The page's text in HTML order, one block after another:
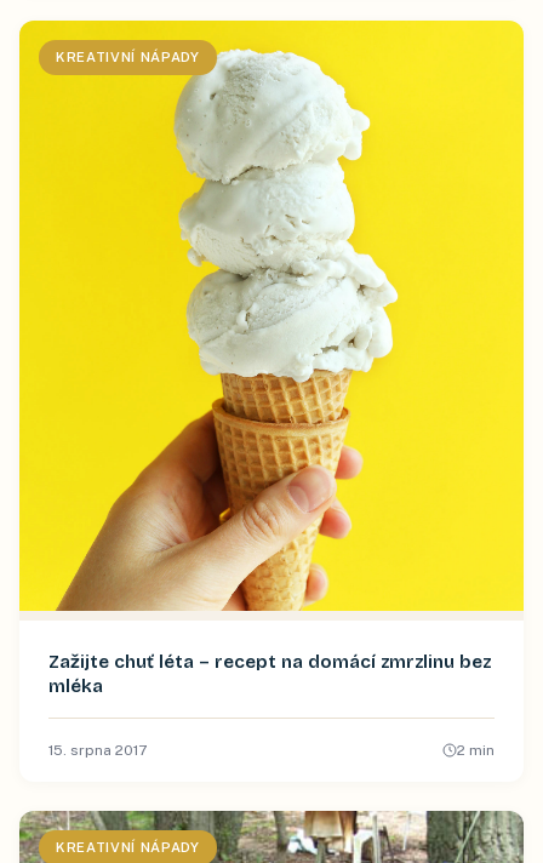
KREATIVNÍ NÁPADY
Zažijte chuť léta – recept na domácí zmrzlinu bez
mléka
15. srpna 2017 2 min
KREATIVNÍ NÁPADY